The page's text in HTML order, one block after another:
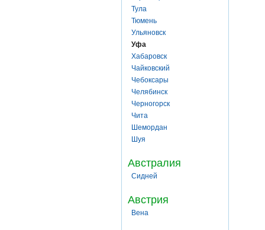
Тула
Тюмень
Ульяновск
Уфа
Хабаровск
Чайковский
Чебоксары
Челябинск
Черногорск
Чита
Шемордан
Шуя
Австралия
Сидней
Австрия
Вена